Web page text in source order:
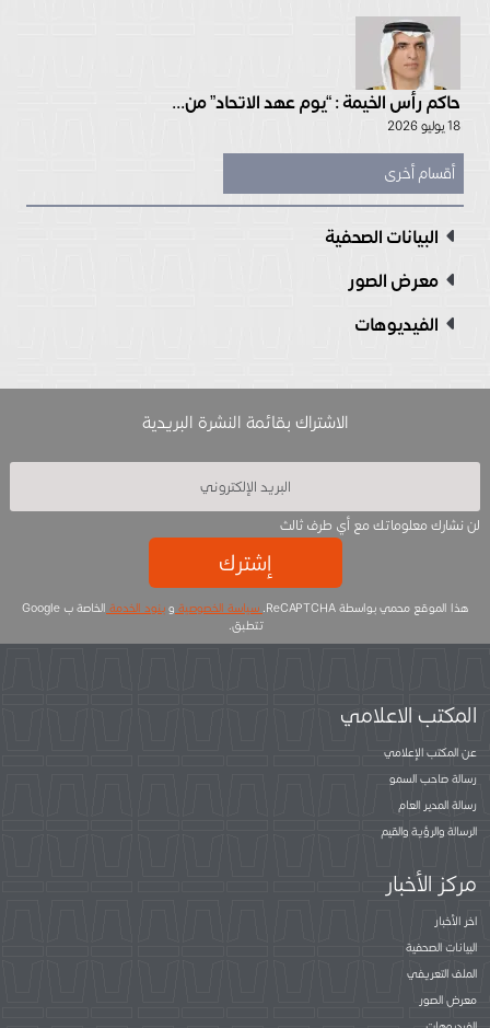
حاكم رأس الخيمة : “يوم عهد الاتحاد” من...
18 يوليو 2026
أقسام أخرى
البيانات الصحفية
معرض الصور
الفيديوهات
الاشتراك بقائمة النشرة البريدية
لن نشارك معلوماتك مع أي طرف ثالث
إشترك
هذا الموقع محمي بواسطة ReCAPTCHA. سياسة الخصوصية وبنود الخدمة
الخاصة ب Google
تتطبق.
المكتب الاعلامي
عن المكتب الإعلامي
رسالة صاحب السمو
رسالة المدير العام
الرسالة والرؤية والقيم
مركز الأخبار
اخر الأخبار
البيانات الصحفية
الملف التعريفي
معرض الصور